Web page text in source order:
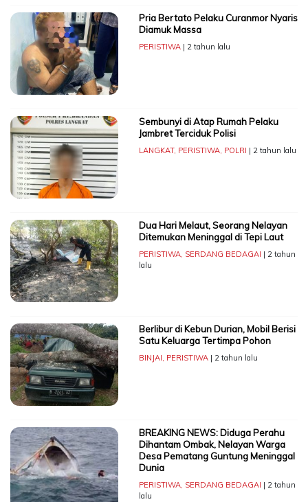
Pria Bertato Pelaku Curanmor Nyaris
Diamuk Massa
PERISTIWA| 2 tahun lalu
Sembunyi di Atap Rumah Pelaku
Jambret Terciduk Polisi
LANGKAT, PERISTIWA, POLRI | 2 tahun lalu
Dua Hari Melaut, Seorang Nelayan
Ditemukan Meninggal di Tepi Laut
PERISTIWA, SERDANG BEDAGAI | 2 tahun
lalu
Berlibur di Kebun Durian, Mobil Berisi
Satu Keluarga Tertimpa Pohon
BINJAI, PERISTIWA| 2 tahun lalu
BREAKING NEWS: Diduga Perahu
Dihantam Ombak, Nelayan Warga
Desa Pematang Guntung Meninggal
Dunia
PERISTIWA, SERDANG BEDAGAI | 2 tahun
lalu